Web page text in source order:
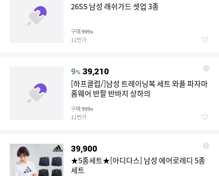
26SS 남성 래쉬가드 셋업 3종
구매 999+
11번가
9% 39,210
[하프클럽/]남성 트레이닝복 세트 와플 파자마
홈웨어 반팔 반바지 상하의
구매 999+
11번가
39,900
★5종세트★[아디다스] 남성 에어로레디 5종
세트